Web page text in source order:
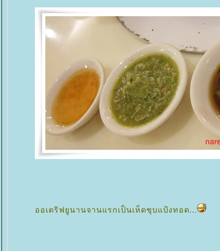
ออเดริฟยูนานจานแรกเป็นเห็ดชุบแป้งทอด...